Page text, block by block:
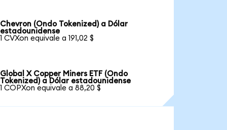
Chevron (Ondo Tokenized) a Dólar
estadounidense
1 CVXon equivale a 191,02 $
Global X Copper Miners ETF (Ondo
Tokenized) a Dólar estadounidense
1 COPXon equivale a 88,20 $